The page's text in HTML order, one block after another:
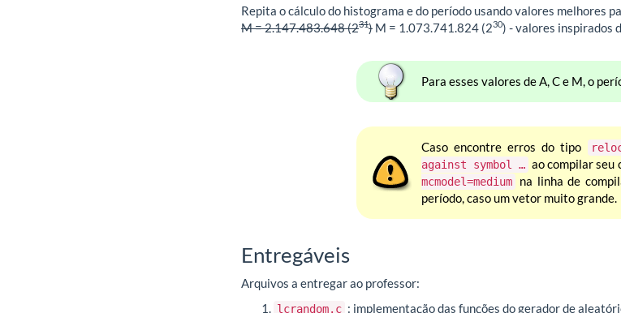
Repita o cálculo do histograma e do período usando valores melhores
M = 2.147.483.648 (231) M = 1.073.741.824 (230) - valores inspirados
Para esses valores de A, C e M, o
Caso encontre erros do tipo
against symbol … ao compilar seu
mcmodel=medium
na linha de
período, caso um vetor muito grande.
Entregáveis
Arquivos a entregar ao professor:
lcrandom.c : implementação das funções do gerador de